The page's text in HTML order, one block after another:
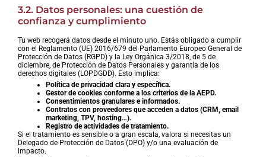
3.2. Datos personales: una cuestión de
confianza y cumplimiento
Tu web recogerá datos desde el minuto uno. Estás obligado a cumplir
con el Reglamento (UE) 2016/679 del Parlamento Europeo General de
Protección de Datos (RGPD) y la Ley Orgánica 3/2018, de 5 de
diciembre, de Protección de Datos Personales y garantía de los
derechos digitales (LOPDGDD). Esto implica:
Política de privacidad clara y específica.
Gestor de cookies conforme a los criterios de la AEPD.
Consentimientos granulares e informados.
Contratos con proveedores que acceden a datos (CRM, email
marketing, TPV, hosting…).
Registro de actividades de tratamiento.
Si el tratamiento es sensible o a gran escala, valora si necesitas un
Delegado de Protección de Datos (DPO) y/o una evaluación de
impacto.